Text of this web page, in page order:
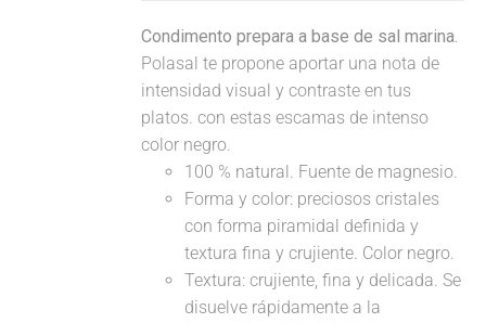
Condimento prepara a base de sal marina.
Polasal te propone aportar una nota de
intensidad visual y contraste en tus
platos. con estas escamas de intenso
color negro.
100 % natural. Fuente de magnesio.
Forma y color: preciosos cristales
con forma piramidal definida y
textura fina y crujiente. Color negro.
Textura: crujiente, fina y delicada. Se
disuelve rápidamente a la